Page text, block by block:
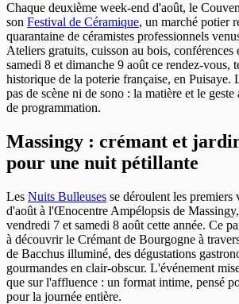
Chaque deuxième week-end d'août, le
son Festival de Céramique, un marché potier
quarantaine de céramistes professionnels
Ateliers gratuits, cuisson au bois, conférences
samedi 8 et dimanche 9 août ce rendez-vous,
historique de la poterie française, en Puisaye.
pas de scène ni de sono : la matière et le
de programmation.
Massingy : crémant et
pour une nuit pétillante
Les Nuits Bulleuses se déroulent les premiers
d'août à l'Œnocentre Ampélopsis de
vendredi 7 et samedi 8 août cette année. Ce
à découvrir le Crémant de Bourgogne à
de Bacchus illuminé, des dégustations
gourmandes en clair-obscur. L'événement
que sur l'affluence : un format intime, pensé
pour la journée entière.